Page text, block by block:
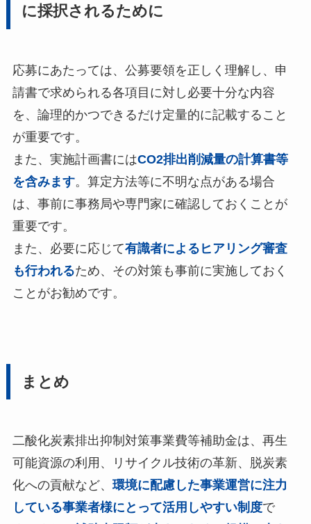
に採択されるために
応募にあたっては、公募要領を正しく理解し、申
請書で求められる各項目に対し必要十分な内容
を、論理的かつできるだけ定量的に記載すること
が重要です。
また、実施計画書にはCO2排出削減量の計算書等
を含みます。算定方法等に不明な点がある場合
は、事前に事務局や専門家に確認しておくことが
重要です。
また、必要に応じて有識者によるヒアリング審査
も行われるため、その対策も事前に実施しておく
ことがお勧めです。
まとめ
二酸化炭素排出抑制対策事業費等補助金は、再生
可能資源の利用、リサイクル技術の革新、脱炭素
化への貢献など、 環境に配慮した事業運営に注力
している事業者様にとって活用しやすい制度で